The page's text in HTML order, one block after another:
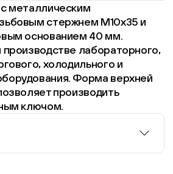
металлическим
стержнем М10х35 и
основанием 40 мм.
производстве лабораторного,
холодильного и
Форма верхней
производить
ключом.